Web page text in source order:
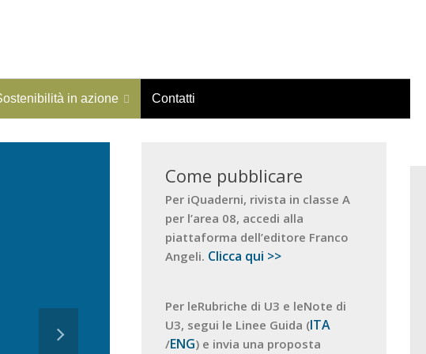
in azione Contatti
Come pubblicare
Per iQuaderni, rivista in classe A
per l’area 08, accedi alla
piattaforma dell’editore Franco
Angeli. Clicca qui >>
Per leRubriche di U3 e leNote di
U3, segui le Linee Guida (ITA
/ENG) e invia una proposta